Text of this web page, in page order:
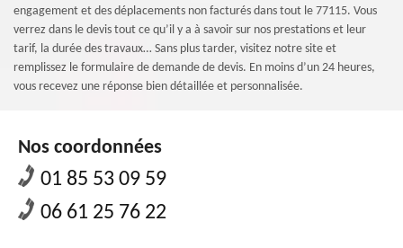
engagement et des déplacements non facturés dans tout le 77115. Vous
verrez dans le devis tout ce qu’il y a à savoir sur nos prestations et leur
tarif, la durée des travaux… Sans plus tarder, visitez notre site et
remplissez le formulaire de demande de devis. En moins d’un 24 heures,
vous recevez une réponse bien détaillée et personnalisée.
Nos coordonnées
01 85 53 09 59
06 61 25 76 22